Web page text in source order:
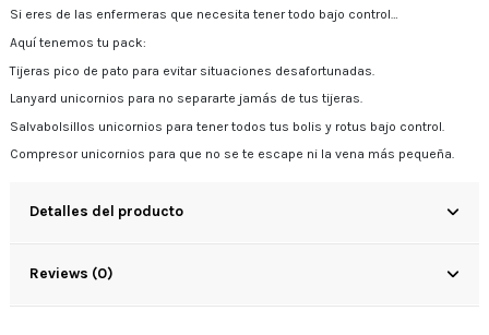
Si eres de las enfermeras que necesita tener todo bajo control…
Aquí tenemos tu pack:
Tijeras pico de pato para evitar situaciones desafortunadas.
Lanyard unicornios para no separarte jamás de tus tijeras.
Salvabolsillos unicornios para tener todos tus bolis y rotus bajo control.
Compresor unicornios para que no se te escape ni la vena más pequeña.
Detalles del producto
Reviews (0)